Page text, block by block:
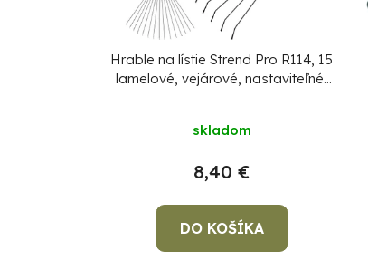
Hrable na lístie Strend Pro R114, 15
lamelové, vejárové, nastaviteľné,
skladom
8,40 €
DO KOŠÍKA